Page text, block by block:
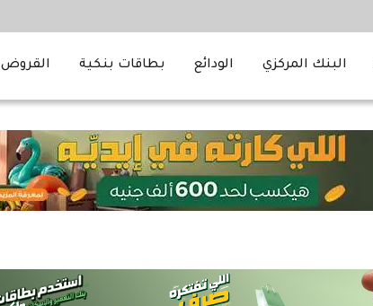
البنك المركزي الودائع بطاقات بنكية القروض